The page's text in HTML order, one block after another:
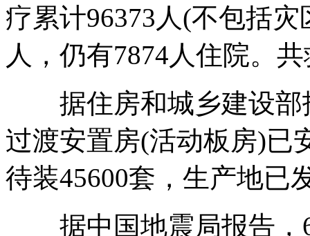
疗累计96373人(不包括
人，仍有7874人住院。
据住房和城乡建设部
过渡安置房(活动板房)已
待装45600套，生产地已
据中国地震局报告，6